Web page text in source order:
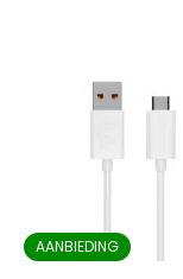
AANBIEDING